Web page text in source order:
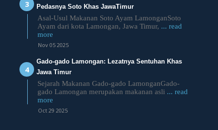
Pedasnya Soto Khas JawaTimur
Asal-Usul Makanan Soto Ayam LamonganSoto
Ayam dari kota Lamongan, Jawa Timur, ... read
more
Nov 05 2025
Gado-gado Lamongan: Lezatnya Sentuhan Khas
Jawa Timur
Sejarah Makanan Gado-gado LamonganGado-
gado Lamongan merupakan makanan asli ... read
more
Oct 29 2025